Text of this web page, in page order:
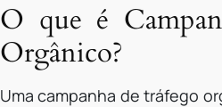
O que é
Orgânico?
Uma campanha de tráfego